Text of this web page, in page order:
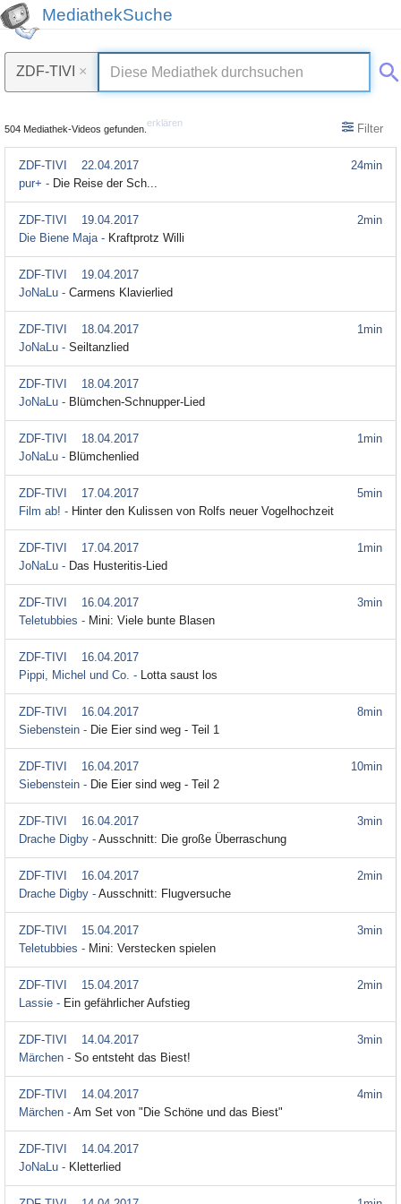
MediathekSuche
ZDF-TIVI ×
504 Mediathek-Videos gefunden.
erklären Filter
24min
ZDF-TIVI
22.04.2017
pur+ - Die Reise der Sch...
2min
ZDF-TIVI
19.04.2017
Die Biene Maja - Kraftprotz Willi
ZDF-TIVI
19.04.2017
JoNaLu - Carmens Klavierlied
1min
ZDF-TIVI
18.04.2017
JoNaLu - Seiltanzlied
ZDF-TIVI
18.04.2017
JoNaLu - Blümchen-Schnupper-Lied
1min
ZDF-TIVI
18.04.2017
JoNaLu - Blümchenlied
5min
ZDF-TIVI
17.04.2017
Film ab! - Hinter den Kulissen von Rolfs neuer Vogelhochzeit
1min
ZDF-TIVI
17.04.2017
JoNaLu - Das Husteritis-Lied
3min
ZDF-TIVI
16.04.2017
Teletubbies - Mini: Viele bunte Blasen
ZDF-TIVI
16.04.2017
Pippi, Michel und Co. - Lotta saust los
8min
ZDF-TIVI
16.04.2017
Siebenstein - Die Eier sind weg - Teil 1
10min
ZDF-TIVI
16.04.2017
Siebenstein - Die Eier sind weg - Teil 2
3min
ZDF-TIVI
16.04.2017
Drache Digby - Ausschnitt: Die große Überraschung
2min
ZDF-TIVI
16.04.2017
Drache Digby - Ausschnitt: Flugversuche
3min
ZDF-TIVI
15.04.2017
Teletubbies - Mini: Verstecken spielen
2min
ZDF-TIVI
15.04.2017
Lassie - Ein gefährlicher Aufstieg
3min
ZDF-TIVI
14.04.2017
Märchen - So entsteht das Biest!
4min
ZDF-TIVI
14.04.2017
Märchen - Am Set von "Die Schöne und das Biest"
ZDF-TIVI
14.04.2017
JoNaLu - Kletterlied